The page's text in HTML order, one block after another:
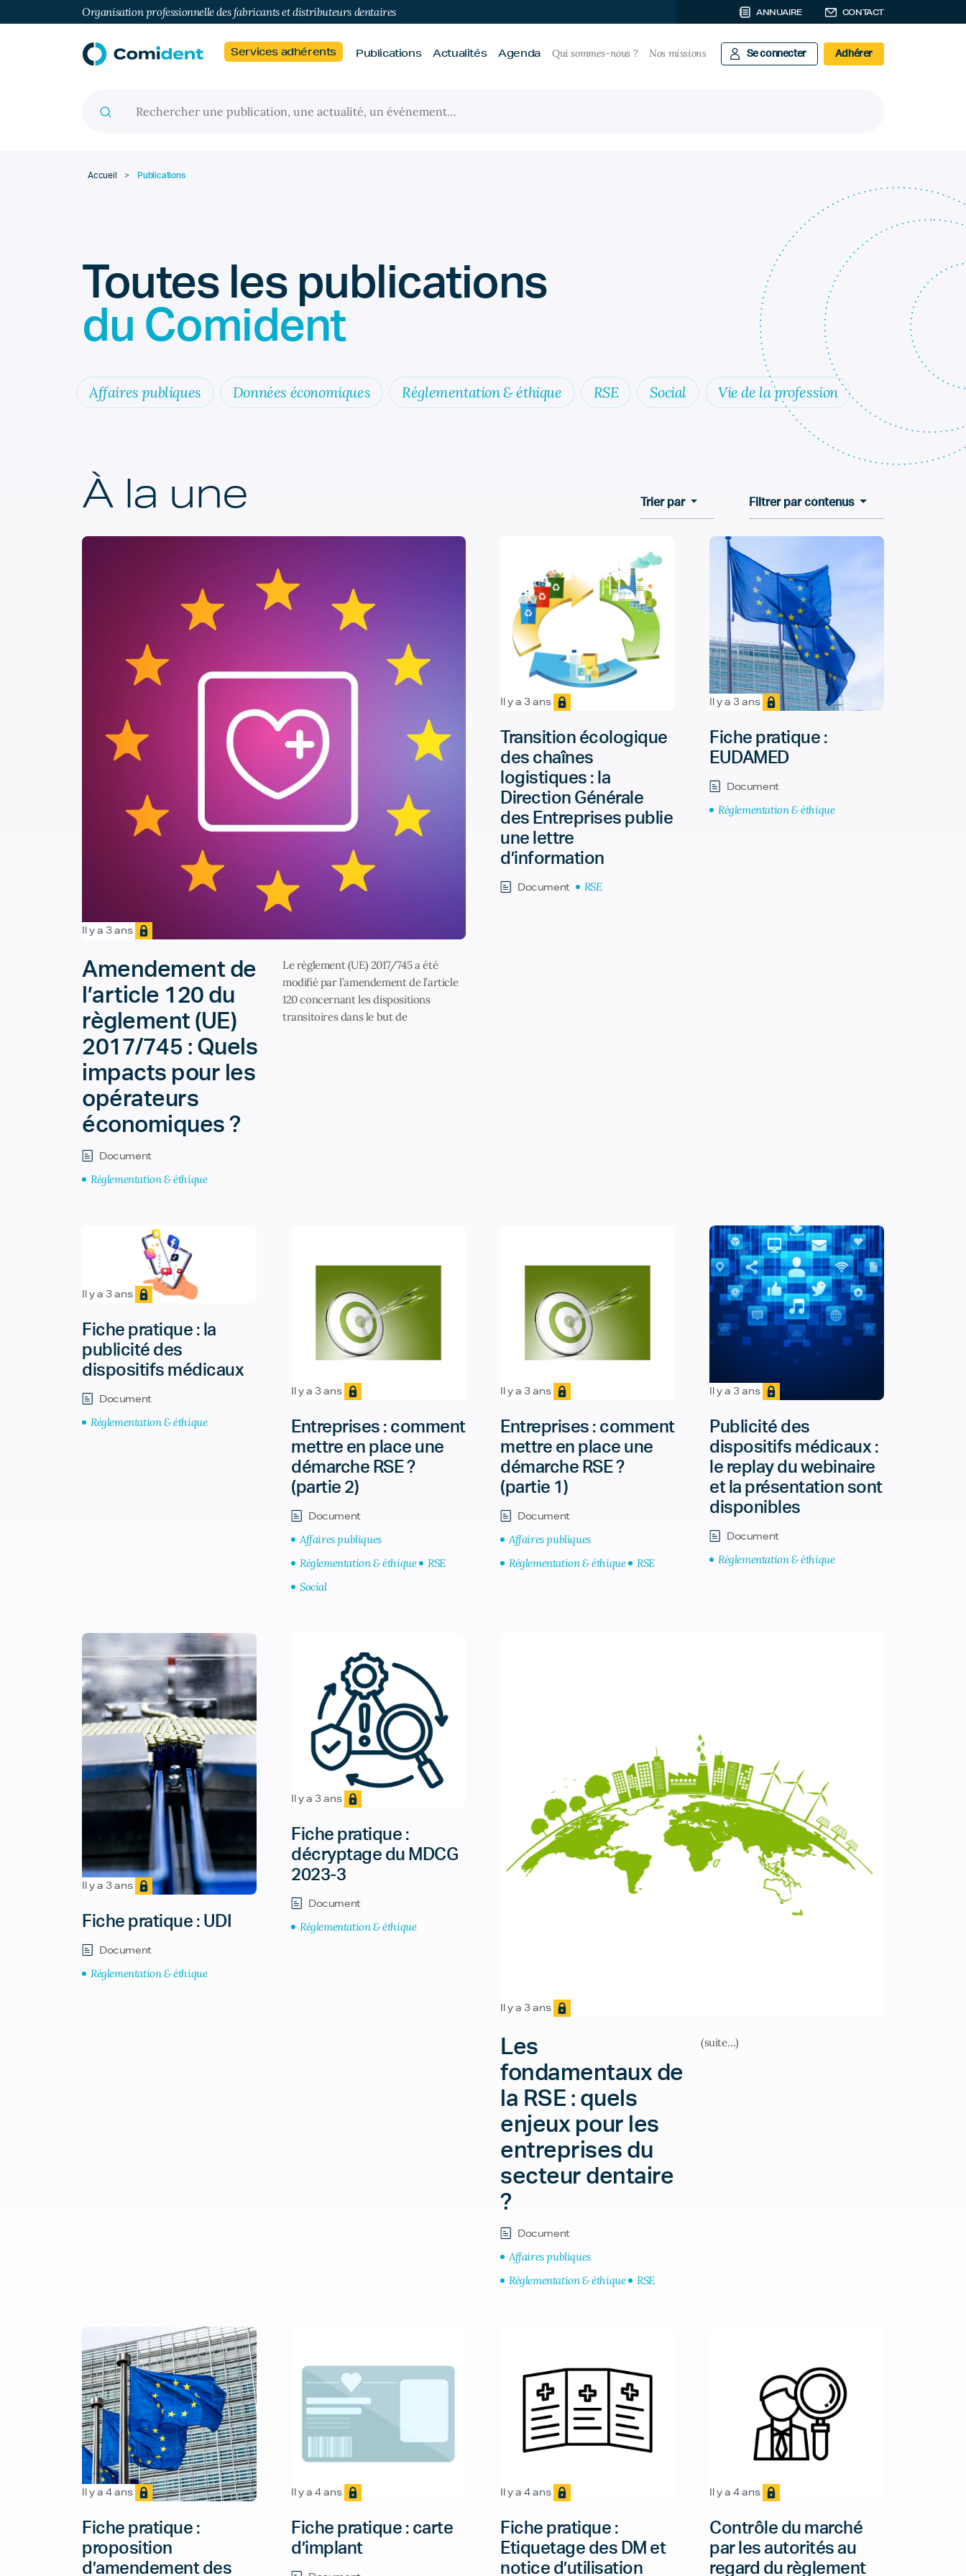
Organisation professionnelle des fabricants et distributeurs dentaires ANNUAIRE CONTACT
Services adhérents Publications Actualités Agenda Qui sommes-nous ? Nos missions Se connecter Adhérer
Accueil > Publications
Toutes les publications
du Comident
Affaires publiques Données économiques Réglementation & éthique RSE Social Vie de la profession
À la une Trier par Filtrer par contenus
Il y a 3 ans
Amendement de
l’article 120 du
règlement (UE)
2017/745 : Quels
impacts pour les
opérateurs
économiques ?
Document
Réglementation & éthique
Le règlement (UE) 2017/745 a été
modifié par l’amendement de l’article
120 concernant les dispositions
transitoires dans le but de
Il y a 3 ans
Transition écologique
des chaînes
logistiques : la
Direction Générale
des Entreprises publie
une lettre
d’information
Document RSE
Il y a 3 ans
Fiche pratique :
EUDAMED
Document
Réglementation & éthique
Il y a 3 ans
Fiche pratique : la
publicité des
dispositifs médicaux
Document
Réglementation & éthique
Il y a 3 ans
Entreprises : comment
mettre en place une
démarche RSE ?
(partie 2)
Document
Affaires publiques
Réglementation & éthique
RSE
Social
Il y a 3 ans
Entreprises : comment
mettre en place une
démarche RSE ?
(partie 1)
Document
Affaires publiques
Réglementation & éthique
RSE
Il y a 3 ans
Publicité des
dispositifs médicaux :
le replay du webinaire
et la présentation sont
disponibles
Document
Réglementation & éthique
Il y a 3 ans
Fiche pratique : UDI
Document
Réglementation & éthique
Il y a 3 ans
Fiche pratique :
décryptage du MDCG
2023-3
Document
Réglementation & éthique
Il y a 3 ans
Les
fondamentaux de
la RSE : quels
enjeux pour les
entreprises du
secteur dentaire
?
Document
Affaires publiques
Réglementation & éthique
RSE
(suite…)
Il y a 4 ans
Fiche pratique :
proposition
d’amendement des
Il y a 4 ans
Fiche pratique : carte
d’implant
Il y a 4 ans
Fiche pratique :
Etiquetage des DM et
notice d’utilisation
Il y a 4 ans
Contrôle du marché
par les autorités au
regard du règlement